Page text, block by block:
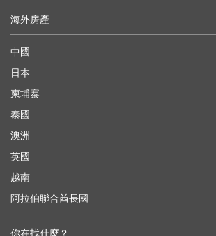
海外房產
中國
日本
柬埔寨
泰國
澳洲
英國
越南
阿拉伯聯合酋長國